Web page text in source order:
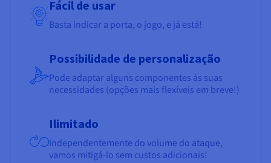
Fácil de usar
Basta indicar a porta, o jogo, e já está!
Possibilidade de personalização
Pode adaptar alguns componentes às suas
necessidades (opções mais flexíveis em breve!)
Ilimitado
Independentemente do volume do ataque,
vamos mitigá-lo sem custos adicionais!